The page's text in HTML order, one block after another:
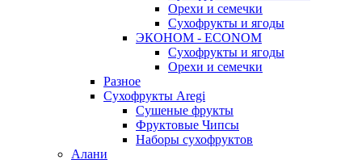
Орехи и семечки
Сухофрукты и ягоды
ЭКОНОМ - ECONOM
Сухофрукты и ягоды
Орехи и семечки
Разное
Сухофрукты Aregi
Сушеные фрукты
Фруктовые Чипсы
Наборы сухофруктов
Алани